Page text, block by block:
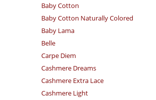
Baby Cotton
Baby Cotton Naturally Colored
Baby Lama
Belle
Carpe Diem
Cashmere Dreams
Cashmere Extra Lace
Cashmere Light